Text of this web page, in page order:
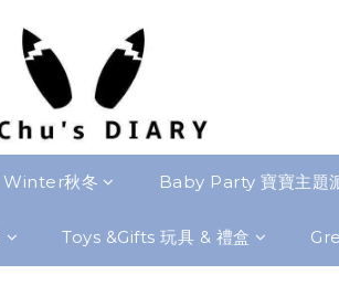
Winter秋冬 Baby Party 寶寶主題
Toys &Gifts 玩具 & 禮盒